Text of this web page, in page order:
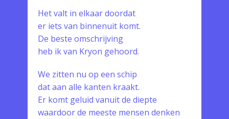
Het valt in elkaar doordat
er iets van binnenuit komt.
De beste omschrijving
heb ik van Kryon gehoord.
We zitten nu op een schip
dat aan alle kanten kraakt.
Er komt geluid vanuit de diepte
waardoor de meeste mensen denken